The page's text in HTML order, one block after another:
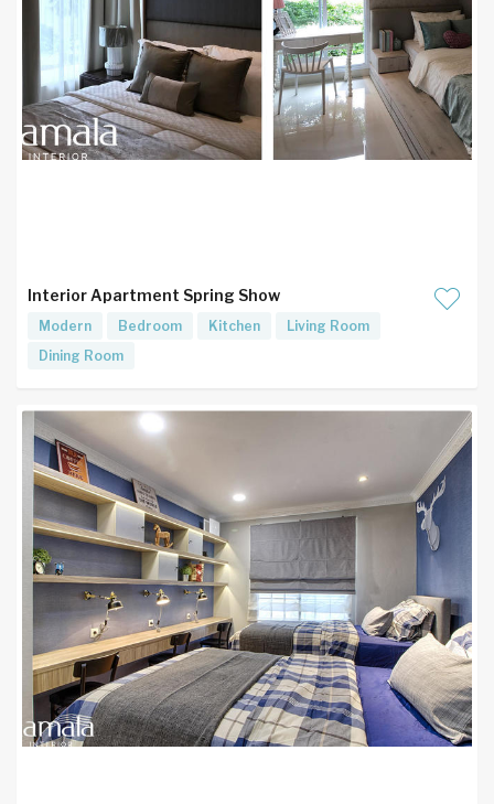
Interior Apartment Spring Show
Modern Bedroom Kitchen
Living Room
Dining Room